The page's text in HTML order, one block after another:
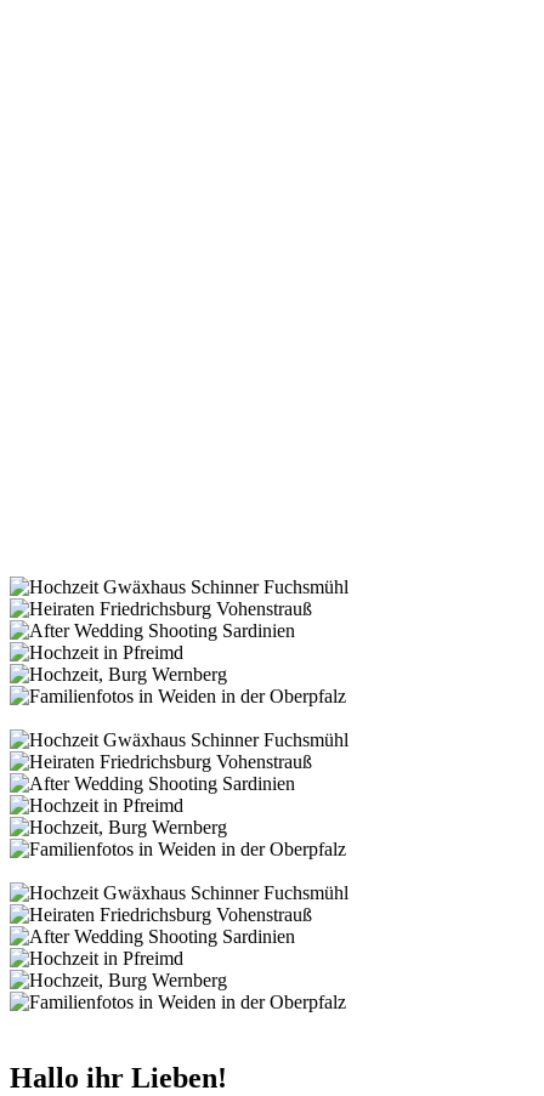
Hallo ihr Lieben!